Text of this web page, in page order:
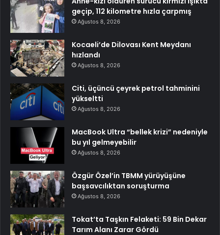
geçip, 112 kilometre hızla çarpmış
Ağustos 8, 2026
Kocaeli’de Dilovası Kent Meydanı
hızlandı
Ağustos 8, 2026
Citi, üçüncü çeyrek petrol tahminini
yükseltti
Ağustos 8, 2026
MacBook Ultra “bellek krizi” nedeniyle
bu yıl gelmeyebilir
Ağustos 8, 2026
Özgür Özel’in TBMM yürüyüşüne
başsavcılıktan soruşturma
Ağustos 8, 2026
Tokat’ta Taşkın Felaketi: 59 Bin Dekar
Tarım Alanı Zarar Gördü